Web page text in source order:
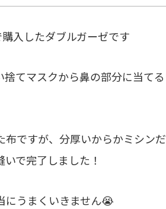
入したダブルガーゼです
てマスクから鼻の部分に当て
ですが、分厚いからかミシン
で完了しました！
にうまくいきません😭